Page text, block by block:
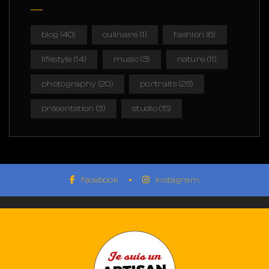
blog (40) culinaire (1) fashion (6)
lifestyle (14) music(3) nature (11)
photography (20) portraits(28)
présentation (3) studio(15)
facebook instagram